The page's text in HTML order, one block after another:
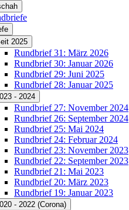
2025
Rundbrief 31: März 2026
Rundbrief 30: Januar 2026
Rundbrief 29: Juni 2025
Rundbrief 28: Januar 2025
- 2024
Rundbrief 27: November 2024
Rundbrief 26: September 2024
Rundbrief 25: Mai 2024
Rundbrief 24: Februar 2024
Rundbrief 23: November 2023
Rundbrief 22: September 2023
Rundbrief 21: Mai 2023
Rundbrief 20: März 2023
Rundbrief 19: Januar 2023
- 2022 (Corona)